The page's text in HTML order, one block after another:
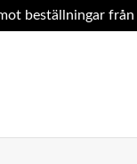
beställningar